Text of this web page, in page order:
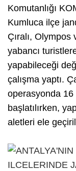
Komutanlığı
Kumluca ilçe
Çıralı,
yabancı
yapabileceği
çalışma yaptı.
operasyonda 16
başlatılırken,
aletleri ele